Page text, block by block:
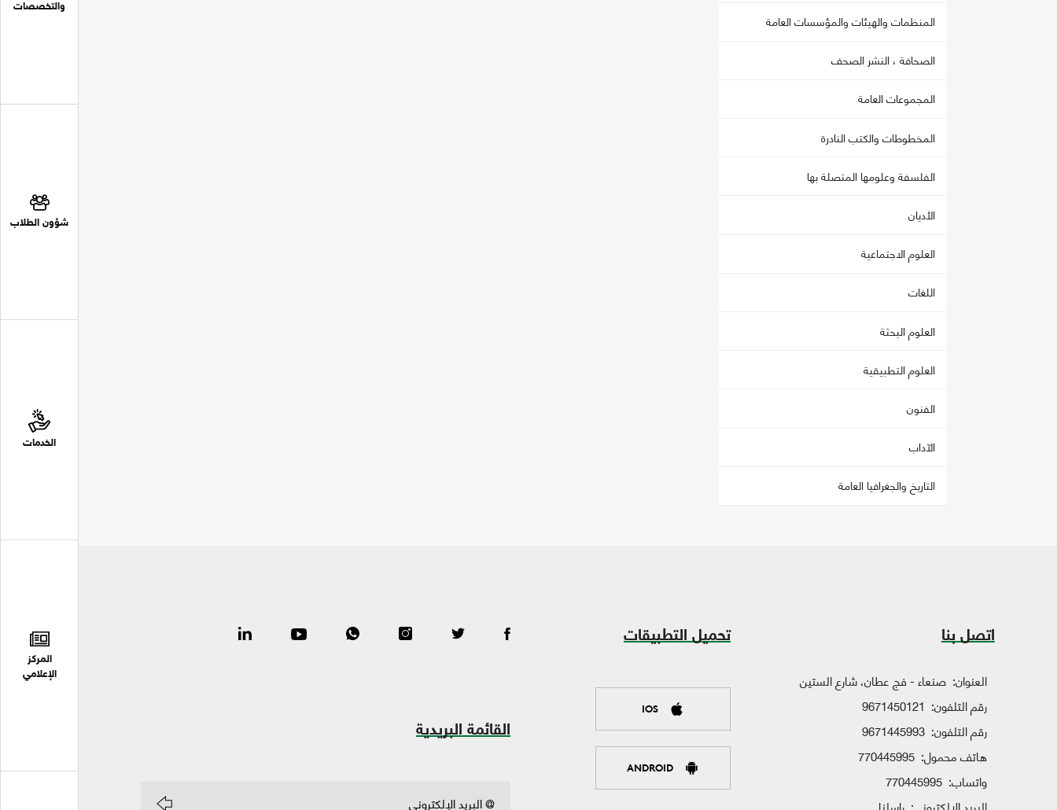
والتخصصات
شؤون الطلاب
الخدمات
المركز
الإعلامي
المنظمات والهيئات والمؤسسات العامة
الصحافة ، النشر الصحف
المجموعات العامة
المخطوطات والكتب النادرة
الفلسفة وعلومها المتصلة بها
الأديان
العلوم الاجتماعية
اللغات
العلوم البحثة
العلوم التطبيقية
الفنون
الآداب
التاريخ والجغرافيا العامة
اتصل بنا
العنوان: صنعاء - فج عطان، شارع الستين
رقم التلفون: 9671450121
رقم التلفون: 9671445993
هاتف محمول: 770445995
واتساب: 770445995
تحميل التطبيقات
IOS
ANDROID
القائمة البريدية